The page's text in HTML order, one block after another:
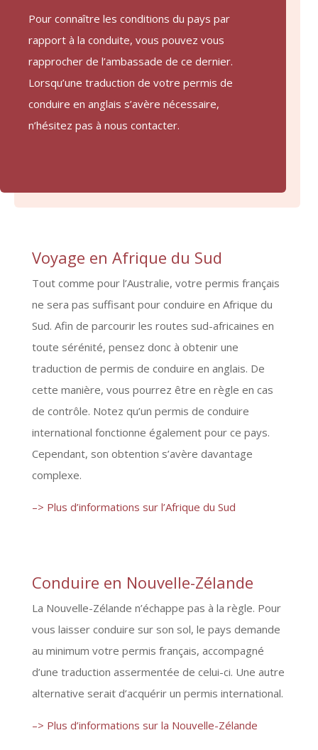
Pour connaître les conditions du pays par
rapport à la conduite, vous pouvez vous
rapprocher de l’ambassade de ce dernier.
Lorsqu’une traduction de votre permis de
conduire en anglais s’avère nécessaire,
n’hésitez pas à nous contacter.
Voyage en Afrique du Sud
Tout comme pour l’Australie, votre permis français
ne sera pas suffisant pour conduire en Afrique du
Sud. Afin de parcourir les routes sud-africaines en
toute sérénité, pensez donc à obtenir une
traduction de permis de conduire en anglais. De
cette manière, vous pourrez être en règle en cas
de contrôle. Notez qu’un permis de conduire
international fonctionne également pour ce pays.
Cependant, son obtention s’avère davantage
complexe.
–> Plus d’informations sur l’Afrique du Sud
Conduire en Nouvelle-Zélande
La Nouvelle-Zélande n’échappe pas à la règle. Pour
vous laisser conduire sur son sol, le pays demande
au minimum votre permis français, accompagné
d’une traduction assermentée de celui-ci. Une autre
alternative serait d’acquérir un permis international.
–> Plus d’informations sur la Nouvelle-Zélande